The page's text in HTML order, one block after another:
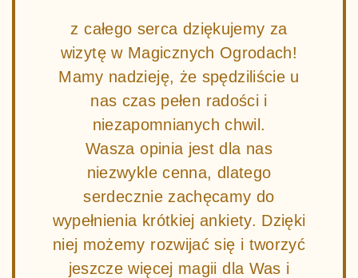
z całego serca dziękujemy za
wizytę w Magicznych Ogrodach!
Mamy nadzieję, że spędziliście u
nas czas pełen radości i
niezapomnianych chwil.
Wasza opinia jest dla nas
niezwykle cenna, dlatego
serdecznie zachęcamy do
wypełnienia krótkiej ankiety. Dzięki
niej możemy rozwijać się i tworzyć
jeszcze więcej magii dla Was i